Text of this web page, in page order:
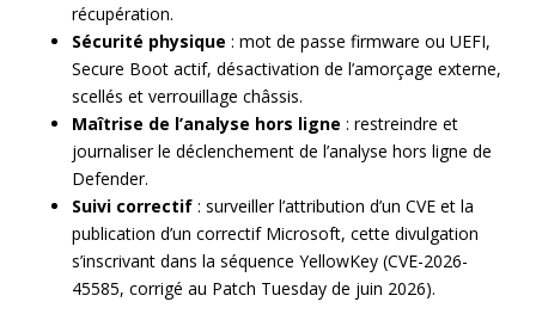
récupération.
Sécurité physique : mot de passe firmware ou UEFI,
Secure Boot actif, désactivation de l’amorçage externe,
scellés et verrouillage châssis.
Maîtrise de l’analyse hors ligne : restreindre et
journaliser le déclenchement de l’analyse hors ligne de
Defender.
Suivi correctif : surveiller l’attribution d’un CVE et la
publication d’un correctif Microsoft, cette divulgation
s’inscrivant dans la séquence YellowKey (CVE-2026-
45585, corrigé au Patch Tuesday de juin 2026).